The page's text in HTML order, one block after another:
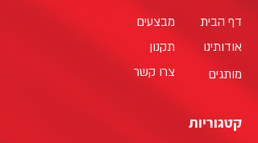
מבצעים
תקנון
צרו קשר
דף הבית
אודותינו
מותגים
קטגוריות